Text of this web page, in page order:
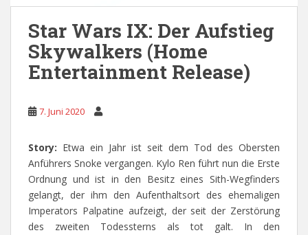
Star Wars IX: Der Aufstieg
Skywalkers (Home
Entertainment Release)
7. Juni 2020
Story: Etwa ein Jahr ist seit dem Tod des Obersten
Anführers Snoke vergangen. Kylo Ren führt nun die Erste
Ordnung und ist in den Besitz eines Sith-Wegfinders
gelangt, der ihm den Aufenthaltsort des ehemaligen
Imperators Palpatine aufzeigt, der seit der Zerstörung
des zweiten Todessterns als tot galt. In den